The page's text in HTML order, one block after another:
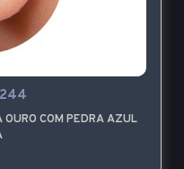
OURO COM PEDRA AZUL